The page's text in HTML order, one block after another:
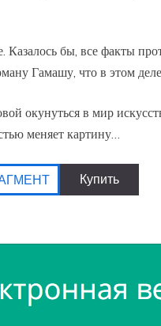
Казалось бы, все факты
Гамашу, что в этом
окунуться в мир
меняет картину…